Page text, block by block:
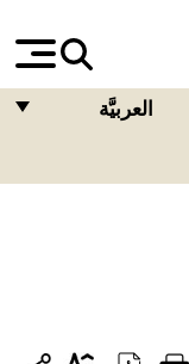
العربيَّة